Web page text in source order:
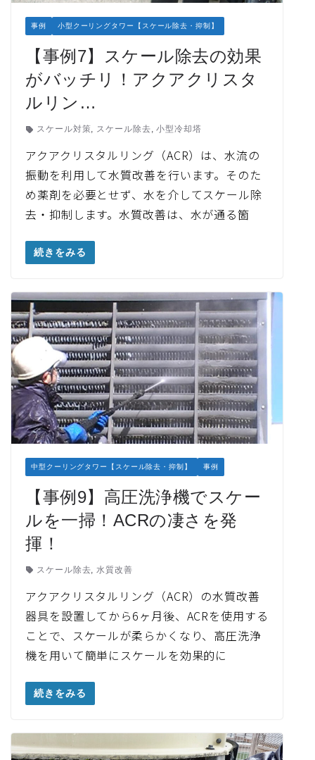
事例 小型クーリングタワー【スケール除去・抑制】
【事例7】スケール除去の効果
がバッチリ！アクアクリスタ
ルリン…
スケール対策, スケール除去,小型冷却塔
アクアクリスタルリング（ACR）は、水流の
振動を利用して水質改善を行います。そのた
め薬剤を必要とせず、水を介してスケール除
去・抑制します。水質改善は、水が通る箇
続きをみる
中型クーリングタワー【スケール除去・抑制】 事例
【事例9】高圧洗浄機でスケー
ルを一掃！ACRの凄さを発
揮！
スケール除去 ,水質改善
アクアクリスタルリング（ACR）の水質改善
器具を設置してから6ヶ月後、ACRを使用する
ことで、スケールが柔らかくなり、高圧洗浄
機を用いて簡単にスケールを効果的に
続きをみる